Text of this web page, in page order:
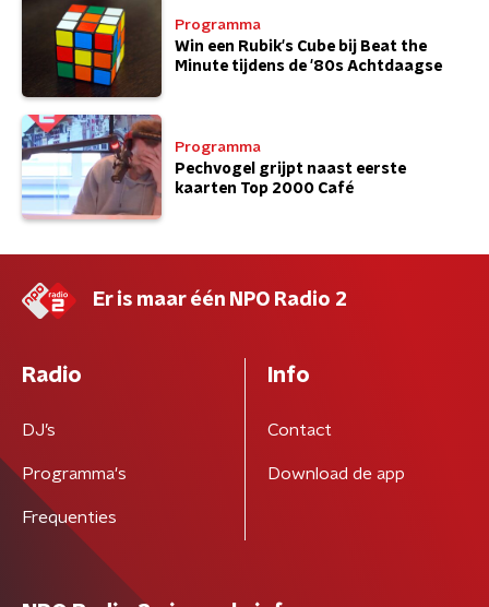
Programma
Win een Rubik's Cube bij Beat the
Minute tijdens de '80s Achtdaagse
Programma
Pechvogel grijpt naast eerste
kaarten Top 2000 Café
Er is maar één NPO Radio 2
Radio
DJ’s
Programma's
Frequenties
Info
Contact
Download de app